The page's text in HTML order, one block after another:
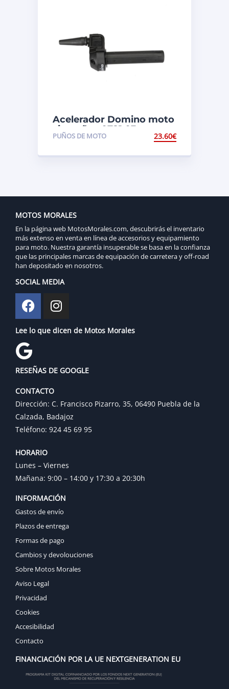
Acelerador Domino moto
sin puños 0721.03
PUÑOS DE MOTO 23.60€
MOTOS MORALES
En la página web MotosMorales.com, descubrirás el inventario
más extenso en venta en línea de accesorios y equipamiento
para moto. Nuestra garantía insuperable se basa en la confianza
que las principales marcas de equipación de carretera y off-road
han depositado en nosotros.
SOCIAL MEDIA
Lee lo que dicen de Motos Morales
RESEÑAS DE GOOGLE
CONTACTO
Dirección: C. Francisco Pizarro, 35, 06490 Puebla de la
Calzada, Badajoz
Teléfono: 924 45 69 95
HORARIO
Lunes – Viernes
Mañana: 9:00 – 14:00 y 17:30 a 20:30h
INFORMACIÓN
Gastos de envío
Plazos de entrega
Formas de pago
Cambios y devolouciones
Sobre Motos Morales
Aviso Legal
Privacidad
Cookies
Accesibilidad
Contacto
FINANCIACIÓN POR LA UE NEXTGENERATION EU